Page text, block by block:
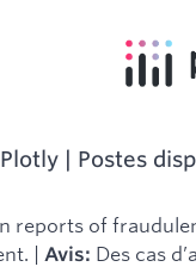
| Postes
reports of
| Avis: Des cas